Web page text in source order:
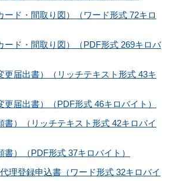
ード・間取り図）（ワード形式 72キロ
ード・間取り図）（PDF形式 269キロバ
更届出書）（リッチテキスト形式 43キ
届出書）（PDF形式 46キロバイト）
書）（リッチテキスト形式 42キロバイ
）（PDF形式 37キロバイト）
理登録申込書（ワード形式 32キロバイ